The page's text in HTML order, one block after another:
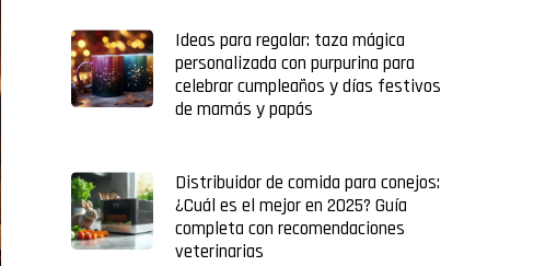
Ideas para regalar: taza mágica
personalizada con purpurina para
celebrar cumpleaños y días festivos
de mamás y papás
Distribuidor de comida para conejos:
¿Cuál es el mejor en 2025? Guía
completa con recomendaciones
veterinarias